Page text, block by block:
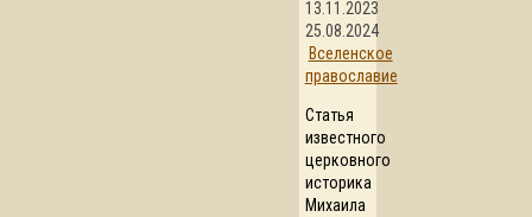
13.11.2023
25.08.2024
Вселенское
православие
Статья
известного
церковного
историка
Михаила